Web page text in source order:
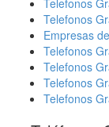
Telefonos
Telefonos
Empresas
Telefonos
Telefonos
Telefonos
Telefonos